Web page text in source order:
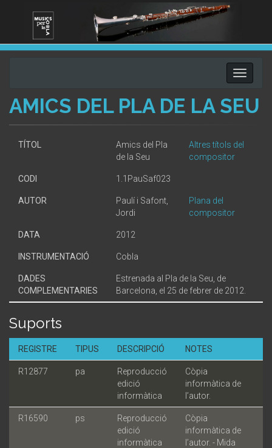
Toggle
AMICS DEL PLA DE LA SEU
TÍTOL
Amics del Pla
de la Seu
Altres títols del
compositor
CODI 1.1PauSaf023
AUTOR
Paulí i Safont,
Jordi
Plana del
compositor
DATA 2012
INSTRUMENTACIÓ Cobla
DADES
COMPLEMENTARIES
Estrenada al Pla de la Seu, de
Barcelona, el 25 de febrer de 2012.
Suports
REGISTRE TIPUS DESCRIPCIÓ NOTES
R12877 pa
Reproducció
edició
informàtica
Còpia
informàtica de
l’autor.
R16590 ps
Reproducció
edició
informàtica
Còpia
informàtica de
l’autor. - Mida